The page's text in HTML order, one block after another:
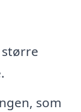
større
som